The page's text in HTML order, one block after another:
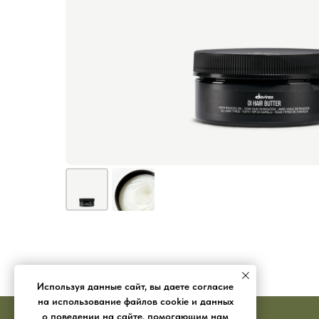
Используя данные сайт, вы даете согласие
на использование файлов cookie и данных
о поведении на сайте, помогающим нам